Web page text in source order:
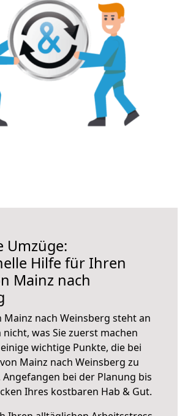
Umzüge:
Hilfe für Ihren
Mainz nach
nach Weinsberg steht an
nicht, was Sie zuerst machen
wichtige Punkte, die bei
Mainz nach Weinsberg zu
Angefangen bei der Planung bis
Ihres kostbaren Hab & Gut.